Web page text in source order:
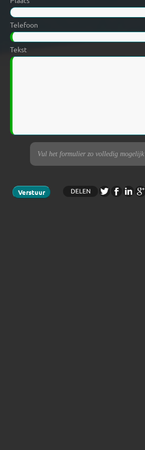
Telefoon
Tekst
Vul het formulier zo volledig